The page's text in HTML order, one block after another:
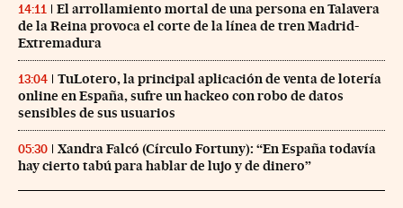
14:11
El arrollamiento mortal de una persona en Talavera
de la Reina provoca el corte de la línea de tren Madrid-
Extremadura
13:04
TuLotero, la principal aplicación de venta de lotería
online en España, sufre un hackeo con robo de datos
sensibles de sus usuarios
05:30
Xandra Falcó (Círculo Fortuny): “En España todavía
hay cierto tabú para hablar de lujo y de dinero”